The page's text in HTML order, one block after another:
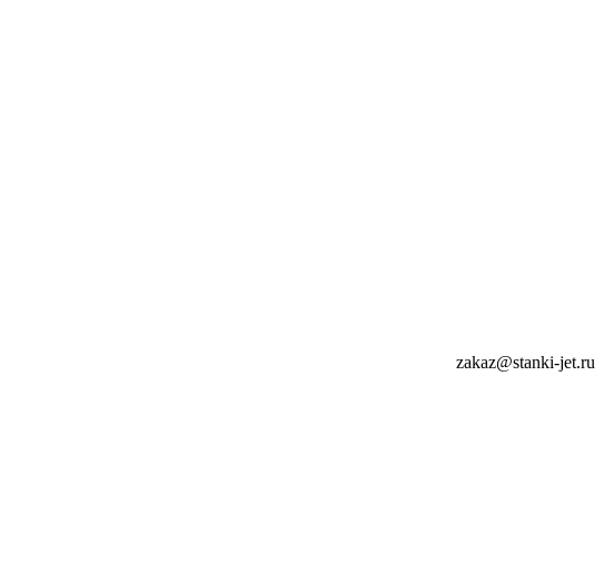
zakaz@stanki-jet.ru